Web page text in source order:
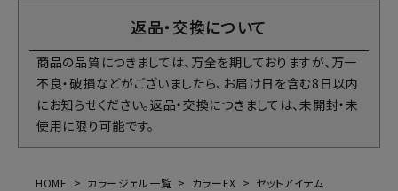
返品・交換について
商品の品質につきましては、万全を期しておりますが、万一
不良・破損などがございましたら、お届け日を含む8日以内
にお知らせください。返品・交換につきましては、未開封・未
使用に限り可能です。
HOME カラージェル一覧 カラーEX
セットアイテム